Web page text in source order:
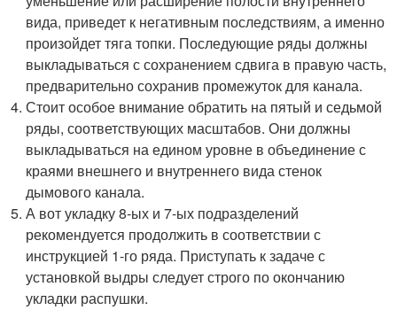
вида, приведет к негативным последствиям, а именно
произойдет тяга топки. Последующие ряды должны
выкладываться с сохранением сдвига в правую часть,
предварительно сохранив промежуток для канала.
Стоит особое внимание обратить на пятый и седьмой
ряды, соответствующих масштабов. Они должны
выкладываться на едином уровне в объединение с
краями внешнего и внутреннего вида стенок
дымового канала.
А вот укладку 8-ых и 7-ых подразделений
рекомендуется продолжить в соответствии с
инструкцией 1-го ряда. Приступать к задаче с
установкой выдры следует строго по окончанию
укладки распушки.